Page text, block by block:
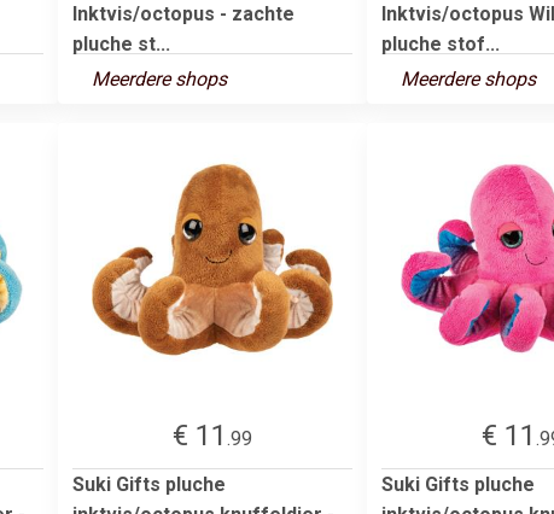
Inktvis/octopus - zachte
pluche st...
Meerdere shops
Inktvis/octopus
pluche stof...
Meerdere shops
€ 11 .99
Suki Gifts pluche
€ 11
Suki Gifts pluche